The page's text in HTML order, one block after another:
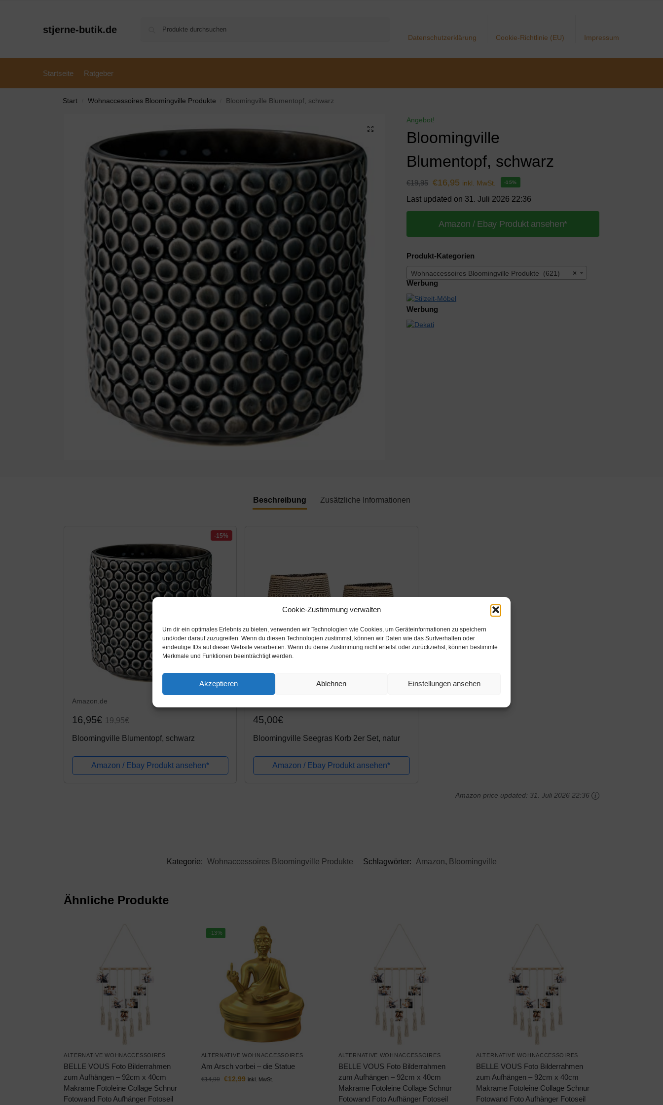
Cookie-Zustimmung verwalten
Um dir ein optimales Erlebnis zu bieten, verwenden wir Technologien wie Cookies, um Geräteinformationen zu speichern
und/oder darauf zuzugreifen. Wenn du diesen Technologien zustimmst, können wir Daten wie das Surfverhalten oder
eindeutige IDs auf dieser Website verarbeiten. Wenn du deine Zustimmung nicht erteilst oder zurückziehst, können bestimmte
Merkmale und Funktionen beeinträchtigt werden.
Akzeptieren Ablehnen Einstellungen ansehen
stjerne-butik.de
Datenschutzerklärung Cookie-Richtlinie (EU) Impressum
Startseite Ratgeber
Start Wohnaccessoires Bloomingville Produkte Bloomingville Blumentopf, schwarz
Angebot!
Bloomingville
Blumentopf, schwarz
€19,95 €16,95 inkl. MwSt. -15%
Last updated on 31. Juli 2026 22:36
Amazon / Ebay Produkt ansehen*
Produkt-Kategorien
×
Wohnaccessoires Bloomingville Produkte (621)
Werbung
Werbung
Beschreibung Zusätzliche Informationen
-15%
Amazon.de
16,95€ 19,95€
Bloomingville Blumentopf, schwarz
Amazon / Ebay Produkt ansehen*
45,00€
Bloomingville Seegras Korb 2er Set, natur
Amazon / Ebay Produkt ansehen*
Amazon price updated: 31. Juli 2026 22:36
Kategorie: Wohnaccessoires Bloomingville Produkte Schlagwörter: Amazon, Bloomingville
Ähnliche Produkte
ALTERNATIVE WOHNACCESSOIRES
BELLE VOUS Foto Bilderrahmen
zum Aufhängen – 92cm x 40cm
Makrame Fotoleine Collage Schnur
Fotowand Foto Aufhänger Fotoseil
-13%
ALTERNATIVE WOHNACCESSOIRES
Am Arsch vorbei – die Statue
€14,99 €12,99 inkl. MwSt.
ALTERNATIVE WOHNACCESSOIRES
BELLE VOUS Foto Bilderrahmen
zum Aufhängen – 92cm x 40cm
Makrame Fotoleine Collage Schnur
Fotowand Foto Aufhänger Fotoseil
ALTERNATIVE WOHNACCESSOIRES
BELLE VOUS Foto Bilderrahmen
zum Aufhängen – 92cm x 40cm
Makrame Fotoleine Collage Schnur
Fotowand Foto Aufhänger Fotoseil